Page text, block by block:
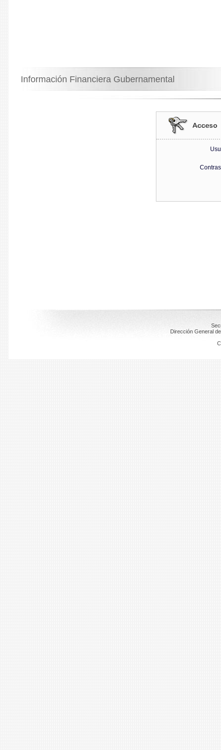
Información Financiera Gubernamental
Dirección General